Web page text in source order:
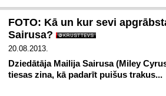
FOTO: Kā un kur sevi
Sairusa?
20.08.2013.
Dziedātāja Mailija Sairusa (Miley
tiesas zina, kā padarīt puišus trakus...